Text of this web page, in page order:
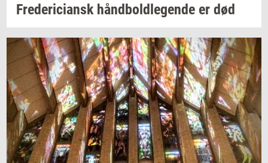
Fre­de­ri­ci­ansk hånd­bold­le­gen­de er død